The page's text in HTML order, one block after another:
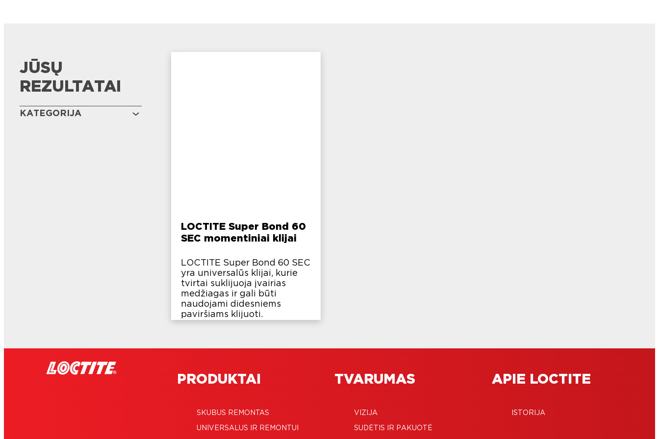
JŪSŲ
REZULTATAI
KATEGORIJA
LOCTITE Super Bond 60
SEC momentiniai klijai
LOCTITE Super Bond 60 SEC
yra universalūs klijai, kurie
tvirtai suklijuoja įvairias
medžiagas ir gali būti
naudojami didesniems
paviršiams klijuoti.
PRODUKTAI
SKUBUS REMONTAS
UNIVERSALUS IR REMONTUI
TVARUMAS
VIZIJA
SUDĖTIS IR PAKUOTĖ
APIE LOCTITE
ISTORIJA